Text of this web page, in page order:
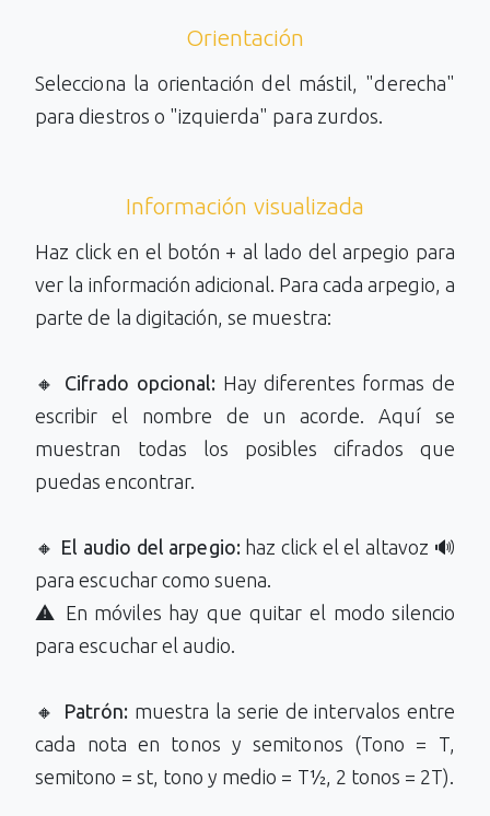
Orientación
Selecciona la orientación del mástil, "derecha"
para diestros o "izquierda" para zurdos.
Información visualizada
Haz click en el botón + al lado del arpegio para
ver la información adicional. Para cada arpegio, a
parte de la digitación, se muestra:
🔸 Cifrado opcional: Hay diferentes formas de
escribir el nombre de un acorde. Aquí se
muestran todas los posibles cifrados que
puedas encontrar.
🔸 El audio del arpegio:haz click el el altavoz 🔊
para escuchar como suena.
⚠️ En móviles hay que quitar el modo silencio
para escuchar el audio.
🔸 Patrón:muestra la serie de intervalos entre
cada nota en tonos y semitonos (Tono = T,
semitono = st, tono y medio = T½, 2 tonos = 2T).